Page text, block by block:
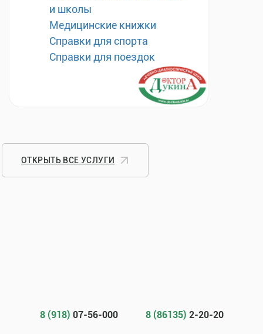
и школы
Медицинские книжки
Справки для спорта
Справки для поездок
ОТКРЫТЬ ВСЕ УСЛУГИ
8 (918) 07-56-000 8 (86135) 2-20-20